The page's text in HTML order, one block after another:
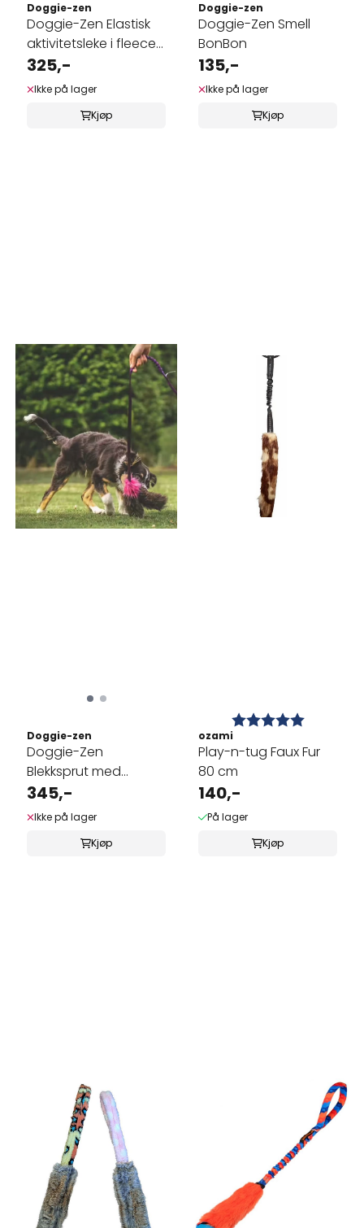
Doggie-zen
Doggie-Zen Elastisk
aktivitetsleke i fleece
og ...
325,-
Ikke på lager
Kjøp
Doggie-zen
Doggie-Zen Smell
BonBon
135,-
Ikke på lager
Kjøp
Doggie-zen
Doggie-Zen
Blekksprut med
sauepels og langt ...
345,-
Ikke på lager
Kjøp
Karakter: 5.0 av 5
ozami
Play-n-tug Faux Fur
80 cm
140,-
På lager
Kjøp